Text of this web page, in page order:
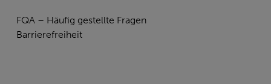
FQA – Häufig gestellte Fragen
Barrierefreiheit